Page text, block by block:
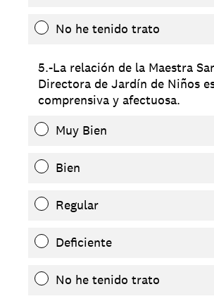
No he tenido trato
5.-La relación de la Maestra
Directora de Jardín de Niños
comprensiva y afectuosa.
Muy Bien
Bien
Regular
Deficiente
No he tenido trato